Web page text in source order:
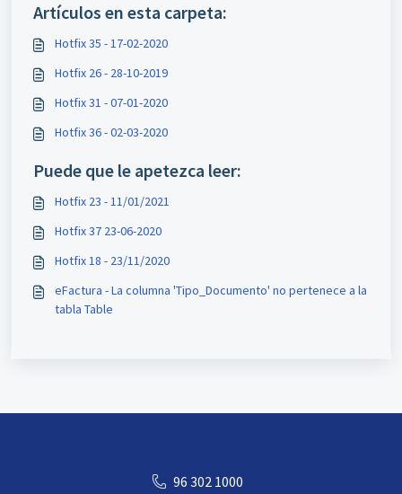
Artículos en esta carpeta:
Hotfix 35 - 17-02-2020
Hotfix 26 - 28-10-2019
Hotfix 31 - 07-01-2020
Hotfix 36 - 02-03-2020
Puede que le apetezca leer:
Hotfix 23 - 11/01/2021
Hotfix 37 23-06-2020
Hotfix 18 - 23/11/2020
eFactura - La columna 'Tipo_Documento' no pertenece a la
tabla Table
96 302 1000